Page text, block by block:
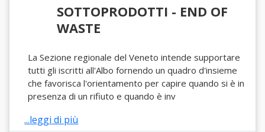
SOTTOPRODOTTI - END OF
WASTE
La Sezione regionale del Veneto intende supportare
tutti gli iscritti all'Albo fornendo un quadro d'insieme
che favorisca l'orientamento per capire quando si è in
presenza di un rifiuto e quando è inv
...leggi di più